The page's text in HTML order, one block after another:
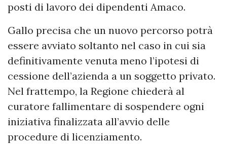
posti di lavoro dei dipendenti Amaco.
Gallo precisa che un nuovo percorso potrà
essere avviato soltanto nel caso in cui sia
definitivamente venuta meno l’ipotesi di
cessione dell’azienda a un soggetto privato.
Nel frattempo, la Regione chiederà al
curatore fallimentare di sospendere ogni
iniziativa finalizzata all’avvio delle
procedure di licenziamento.